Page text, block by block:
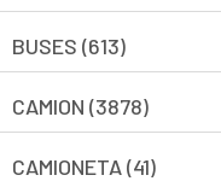
BUSES (613)
CAMION (3878)
CAMIONETA (41)